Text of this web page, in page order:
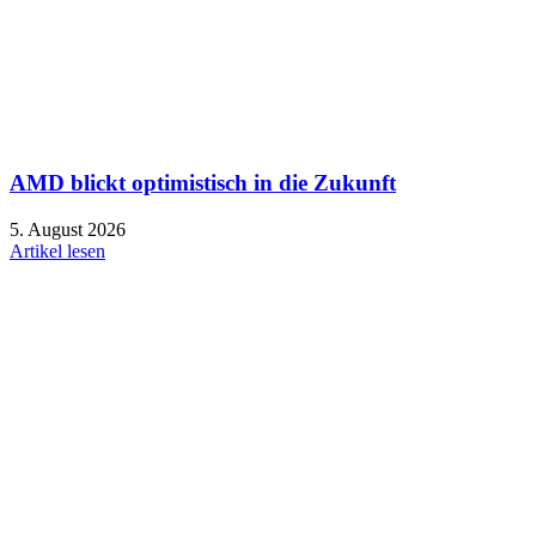
AMD blickt optimistisch in die Zukunft
5. August 2026
Artikel lesen